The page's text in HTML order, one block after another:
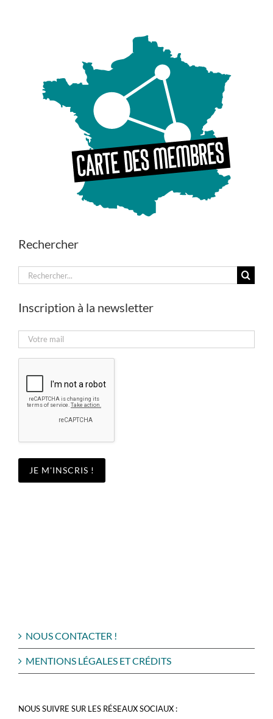
Rechercher
Rechercher:
Inscription à la newsletter
NOUS CONTACTER !
MENTIONS LÉGALES ET CRÉDITS
NOUS SUIVRE SUR LES RÉSEAUX SOCIAUX :